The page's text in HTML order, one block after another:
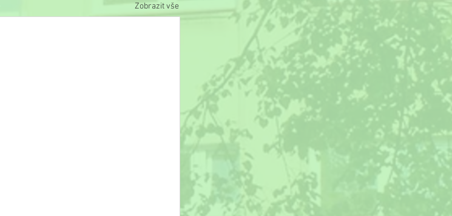
Zobrazit vše